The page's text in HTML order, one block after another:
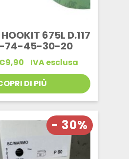
675L D.117
74-45-30-20
Il
originale
era:
€11,00.
9,90
Il
attuale
è:
€9,90.
IVA esclusa
DI PIÙ
- 30%